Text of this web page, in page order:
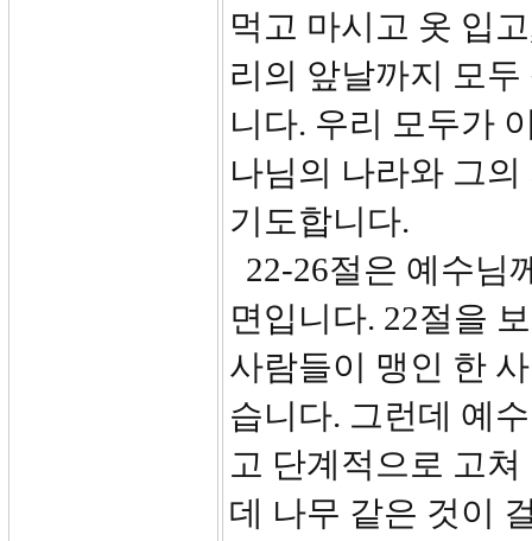
먹고 마시고 옷 입
리의 앞날까지 모
니다. 우리 모두가
나님의 나라와 그
기도합니다.
22-26절은 예수님
면입니다. 22절을
사람들이 맹인 한
습니다. 그런데 예
고 단계적으로 고
데 나무 같은 것이